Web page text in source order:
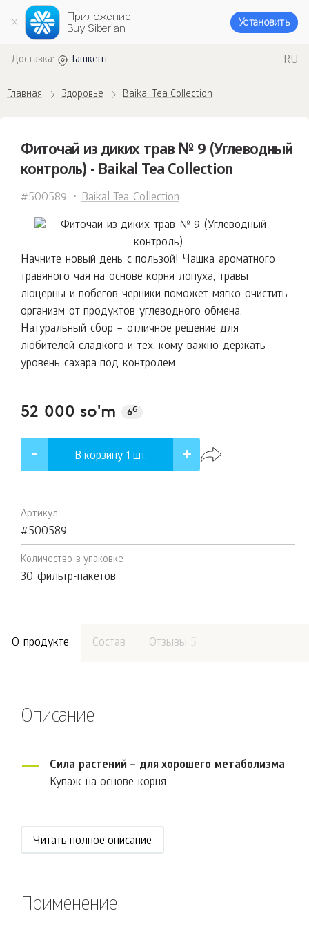
Приложение
Buy Siberian
Установить
Доставка: Ташкент RU
Главная Здоровье Baikal Tea Collection
Фиточай из диких трав № 9 (Углеводный
контроль) - Baikal Tea Collection
#500589 Baikal Tea Collection
Начните новый день с пользой! Чашка ароматного
травяного чая на основе корня лопуха, травы
люцерны и побегов черники поможет мягко очистить
организм от продуктов углеводного обмена.
Натуральный сбор – отличное решение для
любителей сладкого и тех, кому важно держать
уровень сахара под контролем.
52 000 so'm 6б
В корзину 1 шт.
Артикул
#500589
Количество в упаковке
30 фильтр-пакетов
О продукте Состав Отзывы 5
Описание
Сила растений – для хорошего метаболизма
Купаж на основе корня ...
Читать полное описание
Применение